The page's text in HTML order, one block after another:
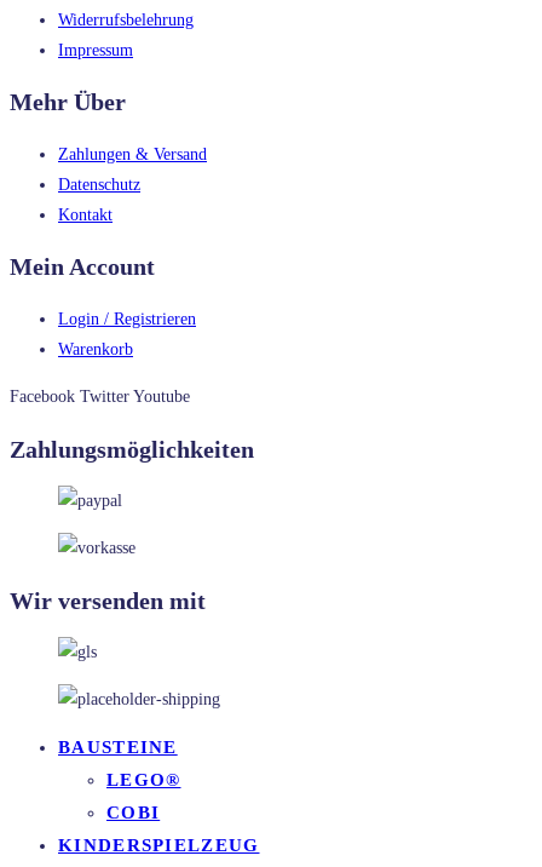
Widerrufsbelehrung
Impressum
Mehr Über
Zahlungen & Versand
Datenschutz
Kontakt
Mein Account
Login / Registrieren
Warenkorb
Facebook Twitter Youtube
Zahlungsmöglichkeiten
Wir versenden mit
BAUSTEINE
LEGO®
COBI
KINDERSPIELZEUG